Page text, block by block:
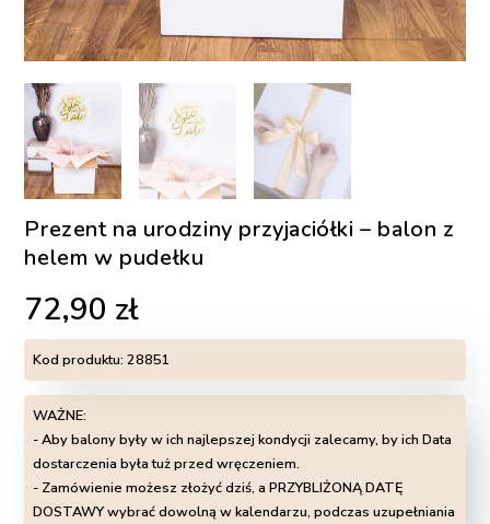
Prezent na urodziny przyjaciółki – balon z
helem w pudełku
72,90 zł
Kod produktu:28851
WAŻNE:
- Aby balony były w ich najlepszej kondycji zalecamy, by ich Data
dostarczenia była tuż przed wręczeniem.
- Zamówienie możesz złożyć dziś, a PRZYBLIŻONĄ DATĘ
DOSTAWY wybrać dowolną w kalendarzu, podczas uzupełniania